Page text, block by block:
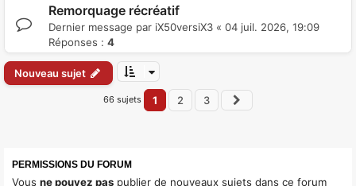
Remorquage récréatif
Dernier message par iX50versiX3 « 04 juil. 2026, 19:09
Réponses : 4
Nouveau sujet
66 sujets 1 2 3
PERMISSIONS DU FORUM
Vous ne pouvez pas publier de nouveaux sujets dans ce forum